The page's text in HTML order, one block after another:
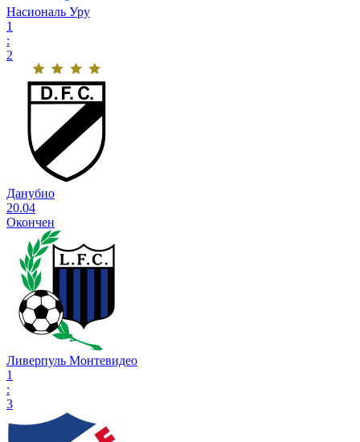
Насиональ Уру
1
:
2
Данубио
20.04
Окончен
Ливерпуль Монтевидео
1
:
3